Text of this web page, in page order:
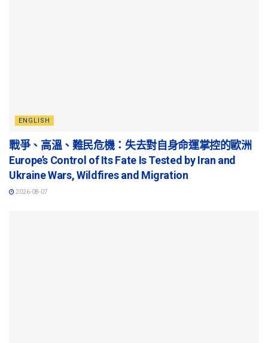
ENGLISH
戰爭、高溫、難民危機：失去對自身命運掌控的歐洲
Europe’s Control of Its Fate Is Tested by Iran and
Ukraine Wars, Wildfires and Migration
2026-08-07